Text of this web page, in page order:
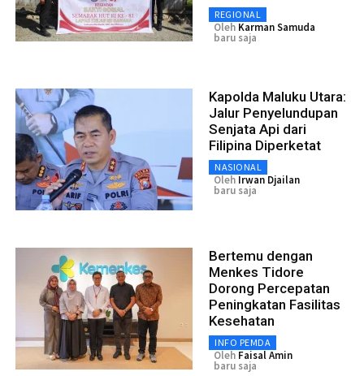
REGIONAL
Oleh Karman Samuda
baru saja
Kapolda Maluku Utara:
Jalur Penyelundupan
Senjata Api dari
Filipina Diperketat
NASIONAL
Oleh Irwan Djailan
baru saja
Bertemu dengan
Menkes Tidore
Dorong Percepatan
Peningkatan Fasilitas
Kesehatan
INFO PEMDA
Oleh Faisal Amin
baru saja